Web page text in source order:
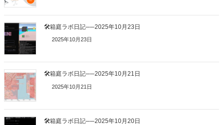
🛠箱庭ラボ日記──2025年10月23日
2025年10月23日
🛠箱庭ラボ日記──2025年10月21日
2025年10月21日
🛠箱庭ラボ日記──2025年10月20日